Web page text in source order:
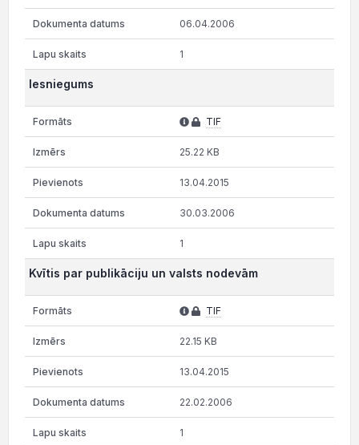
06.04.2006
1
Iesniegums
TIF
25.22 KB
13.04.2015
30.03.2006
1
Kvītis par publikāciju un valsts nodevām
TIF
22.15 KB
13.04.2015
22.02.2006
1